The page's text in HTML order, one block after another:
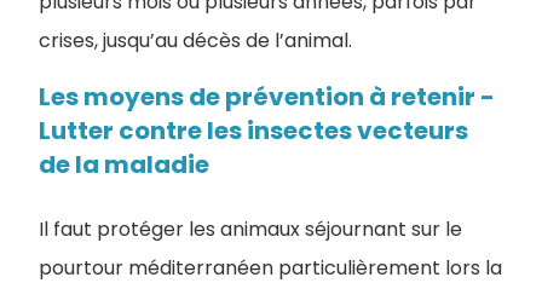
crises, jusqu’au décès de l’animal.
Les moyens de prévention à retenir -
Lutter contre les insectes vecteurs
de la maladie
Il faut protéger les animaux séjournant sur le
pourtour méditerranéen particulièrement lors la